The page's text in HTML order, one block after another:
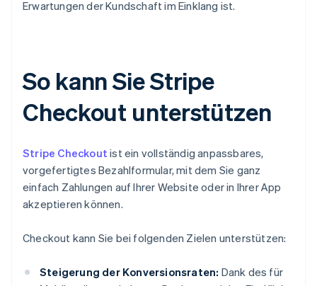
Erwartungen der Kundschaft im Einklang ist.
So kann Sie Stripe
Checkout unterstützen
Stripe Checkout ist ein vollständig anpassbares,
vorgefertigtes Bezahlformular, mit dem Sie ganz
einfach Zahlungen auf Ihrer Website oder in Ihrer App
akzeptieren können.
Checkout kann Sie bei folgenden Zielen unterstützen:
Steigerung der Konversionsraten: Dank des für